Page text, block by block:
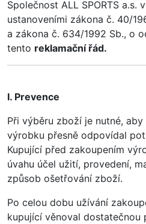
Společnost ALL SPORTS a.s.
ustanoveními zákona č. 40/
a zákona č. 634/1992 Sb., o
tento reklamační řád.
I. Prevence
Při výběru zboží je nutné,
výrobku přesně odpovídal
Kupující před zakoupením
úvahu účel užití, provedení,
způsob ošetřování zboží.
Po celou dobu užívání
kupující věnoval dostatečnou